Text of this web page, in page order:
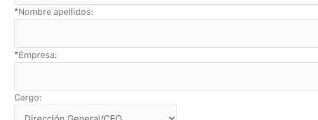
*Nombre apellidos:
*Empresa:
Cargo: